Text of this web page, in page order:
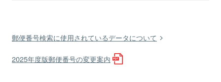
郵便番号検索に使用されているデータについて
2025年度版郵便番号の変更案内